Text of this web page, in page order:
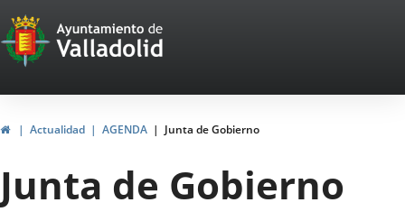
Portal
Web
del
Ayuntamiento
de
Valladolid
HomeActualidad AGENDA Junta de Gobierno
Junta de Gobierno